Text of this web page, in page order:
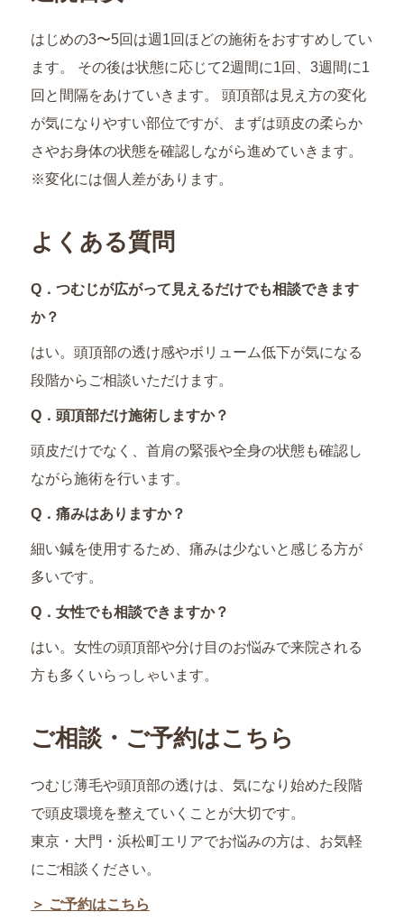
はじめの3〜5回は週1回ほどの施術をおすすめしてい
ます。 その後は状態に応じて2週間に1回、3週間に1
回と間隔をあけていきます。 頭頂部は見え方の変化
が気になりやすい部位ですが、まずは頭皮の柔らか
さやお身体の状態を確認しながら進めていきます。
※変化には個人差があります。
よくある質問
Q．つむじが広がって見えるだけでも相談できます
か？
はい。頭頂部の透け感やボリューム低下が気になる
段階からご相談いただけます。
Q．頭頂部だけ施術しますか？
頭皮だけでなく、首肩の緊張や全身の状態も確認し
ながら施術を行います。
Q．痛みはありますか？
細い鍼を使用するため、痛みは少ないと感じる方が
多いです。
Q．女性でも相談できますか？
はい。女性の頭頂部や分け目のお悩みで来院される
方も多くいらっしゃいます。
ご相談・ご予約はこちら
つむじ薄毛や頭頂部の透けは、気になり始めた段階
で頭皮環境を整えていくことが大切です。
東京・大門・浜松町エリアでお悩みの方は、お気軽
にご相談ください。
＞ ご予約はこちら